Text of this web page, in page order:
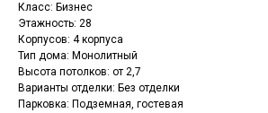
Класс: Бизнес
Этажность: 28
Корпусов: 4 корпуса
Тип дома: Монолитный
Высота потолков: от 2,7
Варианты отделки: Без отделки
Парковка: Подземная, гостевая